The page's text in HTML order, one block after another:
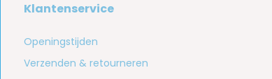
Klantenservice
Openingstijden
Verzenden & retourneren